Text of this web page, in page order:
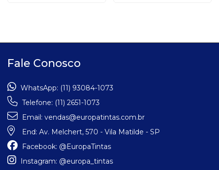
Fale Conosco
WhatsApp: (11) 93084-1073
Telefone: (11) 2651-1073
Email: vendas@europatintas.com.br
End: Av. Melchert, 570 - Vila Matilde - SP
Facebook: @EuropaTintas
Instagram: @europa_tintas